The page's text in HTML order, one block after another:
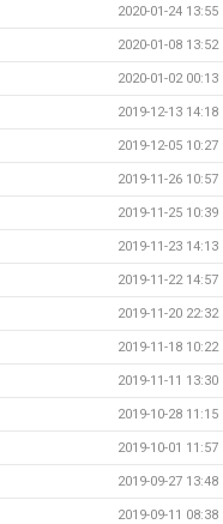
2020-01-24 13:55
2020-01-08 13:52
2020-01-02 00:13
2019-12-13 14:18
2019-12-05 10:27
2019-11-26 10:57
2019-11-25 10:39
2019-11-23 14:13
2019-11-22 14:57
2019-11-20 22:32
2019-11-18 10:22
2019-11-11 13:30
2019-10-28 11:15
2019-10-01 11:57
2019-09-27 13:48
2019-09-11 08:38